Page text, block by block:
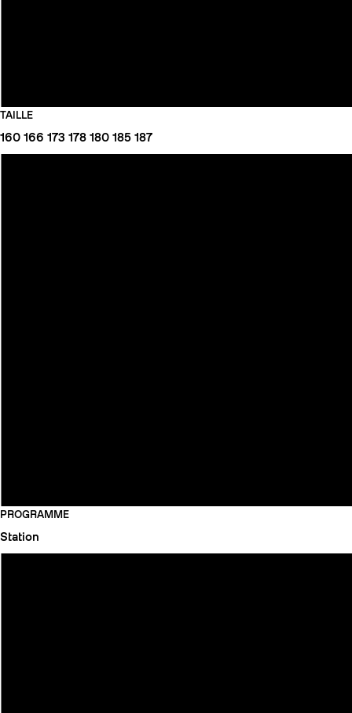
TAILLE
160 166 173 178 180 185 187
PROGRAMME
Station